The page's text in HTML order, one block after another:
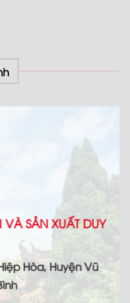
SẢN XUẤT DUY
Hòa, Huyện Vũ